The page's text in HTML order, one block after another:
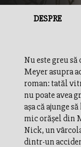
DESPRE
Nu este greu
Meyer asupra
roman: tatăl
nu poate avea
aşa că ajunge
mic orăşel din
Nick, un
dintr-un